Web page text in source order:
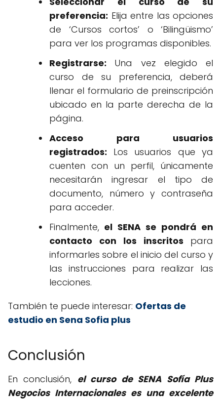
preferencia: Elija entre las opciones
de ‘Cursos cortos’ o ‘Bilingüismo’
para ver los programas disponibles.
Registrarse: Una vez elegido el
curso de su preferencia, deberá
llenar el formulario de preinscripción
ubicado en la parte derecha de la
página.
Acceso para usuarios
registrados: Los usuarios que ya
cuenten con un perfil, únicamente
necesitarán ingresar el tipo de
documento, número y contraseña
para acceder.
Finalmente, el SENA se pondrá en
contacto con los inscritos para
informarles sobre el inicio del curso y
las instrucciones para realizar las
lecciones.
También te puede interesar: Ofertas de
estudio en Sena Sofia plus
Conclusión
En conclusión, el curso de SENA Sofía Plus
Negocios Internacionales es una excelente